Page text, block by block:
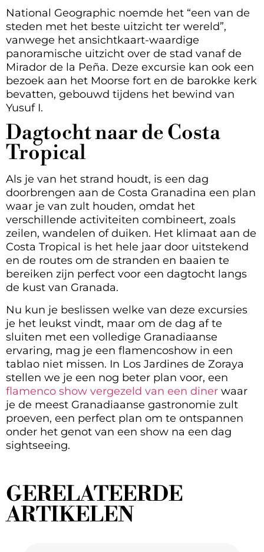
National Geographic noemde het “een van de
steden met het beste uitzicht ter wereld”,
vanwege het ansichtkaart-waardige
panoramische uitzicht over de stad vanaf de
Mirador de la Peña. Deze excursie kan ook een
bezoek aan het Moorse fort en de barokke kerk
bevatten, gebouwd tijdens het bewind van
Yusuf I.
Dagtocht naar de Costa
Tropical
Als je van het strand houdt, is een dag
doorbrengen aan de Costa Granadina een plan
waar je van zult houden, omdat het
verschillende activiteiten combineert, zoals
zeilen, wandelen of duiken. Het klimaat aan de
Costa Tropical is het hele jaar door uitstekend
en de routes om de stranden en baaien te
bereiken zijn perfect voor een dagtocht langs
de kust van Granada.
Nu kun je beslissen welke van deze excursies
je het leukst vindt, maar om de dag af te
sluiten met een volledige Granadiaanse
ervaring, mag je een flamencoshow in een
tablao niet missen. In Los Jardines de Zoraya
stellen we je een nog beter plan voor, een
flamenco show vergezeld van een diner waar
je de meest Granadiaanse gastronomie zult
proeven, een perfect plan om te ontspannen
onder het genot van een show na een dag
sightseeing.
GERELATEERDE
ARTIKELEN